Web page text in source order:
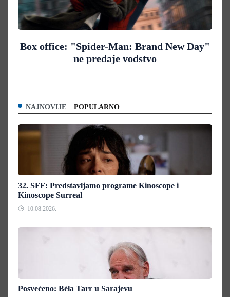
Box office: "Spider-Man: Brand New Day"
ne predaje vodstvo
NAJNOVIJE POPULARNO
32. SFF: Predstavljamo programe Kinoscope i
Kinoscope Surreal
10.08.2026.
Posvećeno: Béla Tarr u Sarajevu